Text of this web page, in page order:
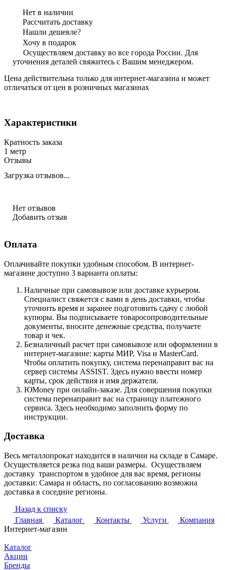
Нет в наличии
Рассчитать доставку
Нашли дешевле?
Хочу в подарок
Осуществляем доставку во все города России. Для
уточнения деталей свяжитесь с Вашим менеджером.
Цена действительна только для интернет-магазина и может
отличаться от цен в розничных магазинах
Характеристики
Кратность заказа
1 метр
Отзывы
Загрузка отзывов...
Нет отзывов
Добавить отзыв
Оплата
Оплачивайте покупки удобным способом. В интернет-
магазине доступно 3 варианта оплаты:
Наличные при самовывозе или доставке курьером.
Специалист свяжется с вами в день доставки, чтобы
уточнить время и заранее подготовить сдачу с любой
купюры. Вы подписываете товаросопроводительные
документы, вносите денежные средства, получаете
товар и чек.
Безналичный расчет при самовывозе или оформлении в
интернет-магазине: карты МИР, Visa и MasterCard.
Чтобы оплатить покупку, система перенаправит вас на
сервер системы ASSIST. Здесь нужно ввести номер
карты, срок действия и имя держателя.
ЮMoney при онлайн-заказе. Для совершения покупки
система перенаправит вас на страницу платежного
сервиса. Здесь необходимо заполнить форму по
инструкции.
Доставка
Весь металлопрокат находится в наличии на складе в Самаре.
Осуществляется резка под ваши размеры. Осуществляем
доставку транспортом в удобное для вас время, регионы
доставки: Самара и область, по согласованию возможна
доставка в соседние регионы.
Назад к списку
Главная
Каталог Контакты Услуги
Компания
Интернет-магазин
Каталог
Акции
Бренды